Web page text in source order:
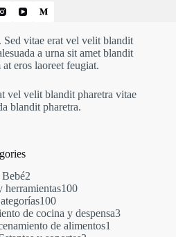
vitae erat vel velit blandit
a urna sit amet blandit
eros laoreet feugiat.
vel velit blandit pharetra vitae
blandit pharetra.
Bebé22
productos
herramientas100100
100100
productos
de cocina y despensa33
de alimentos1